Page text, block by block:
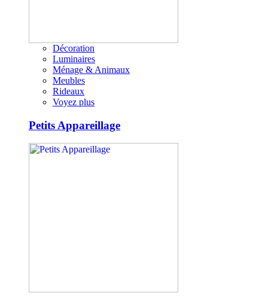
Décoration
Luminaires
Ménage & Animaux
Meubles
Rideaux
Voyez plus
Petits Appareillage